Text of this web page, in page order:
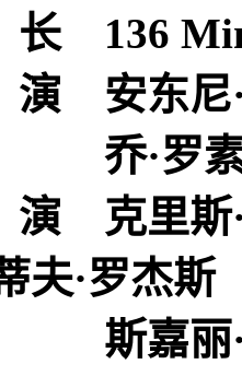
136
安东尼·
素
克里斯·
夫·罗杰斯
丽·约翰